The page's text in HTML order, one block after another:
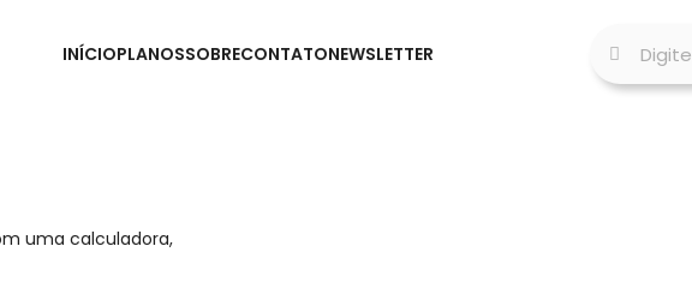
INÍCIOPLANOSSOBRECONTATONEWSLETTER